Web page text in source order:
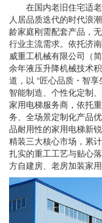
在国内老旧住宅适老
人居品质迭代的时代浪
龄家庭刚需配套产品，
行业主流需求。依托济
威重工机械有限公司（
余年液压升降机械技术
道，以 “匠心品质・智享
智能制造、个性化定制
家用电梯服务商，依托
务、全场景定制化产品
品耐用性的家用电梯新
精装三大核心市场，累
扎实的重工工艺与贴心
方自建房、老房加装家